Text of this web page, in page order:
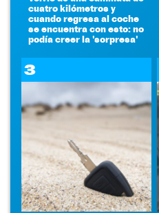
cuatro kilómetros y
cuando regresa al coche
se encuentra con esto: no
podía creer la 'sorpresa'
3